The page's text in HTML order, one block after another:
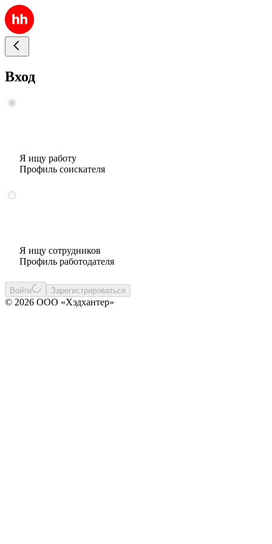
Вход
Я ищу работу
Профиль соискателя
Я ищу сотрудников
Профиль работодателя
Войти Зарегистрироваться
© 2026 ООО «Хэдхантер»